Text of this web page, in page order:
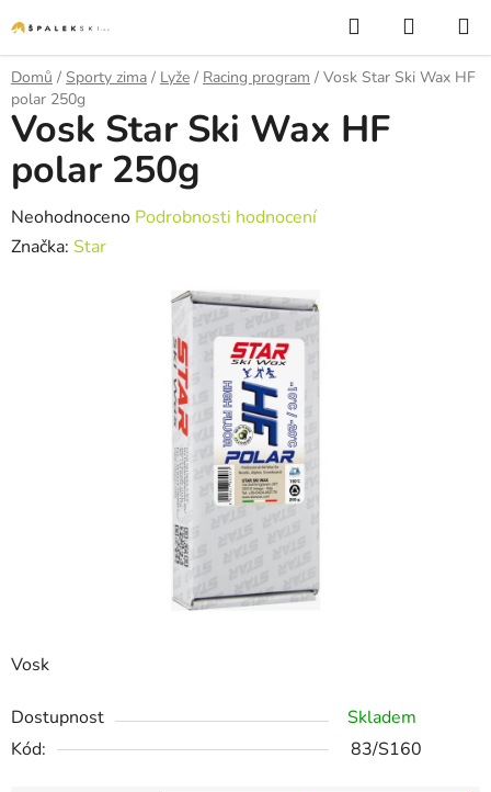
Hledat
Domů / Sporty zima / Lyže / Racing program / Vosk Star Ski Wax HF
polar 250g
Vosk
Dostupnost
Skladem
Kód:
83/S160
Vosk Star Ski Wax HF
polar 250g
Průměrné hodnocení produktu je 0,0 z 5 hvězdiček.
Neohodnoceno Podrobnosti hodnocení
Značka: Star